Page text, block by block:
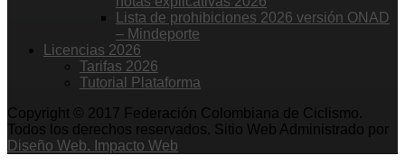
Lista de prohibiciones 2026 versión ONAD
– Mindeporte
Licencias 2026
Tarifas 2026
Tutorial Plataforma
Copyright © 2017 Federación Colombiana de Ciclismo.
Todos los derechos reservados. Sitio Web Administrado por
Diseño Web. Impacto Web